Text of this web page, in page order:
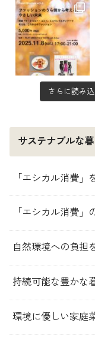
さらに読み
サステナブルな
「エシカル消費」
「エシカル消費」
自然環境への負担
持続可能な豊かな
環境に優しい家庭